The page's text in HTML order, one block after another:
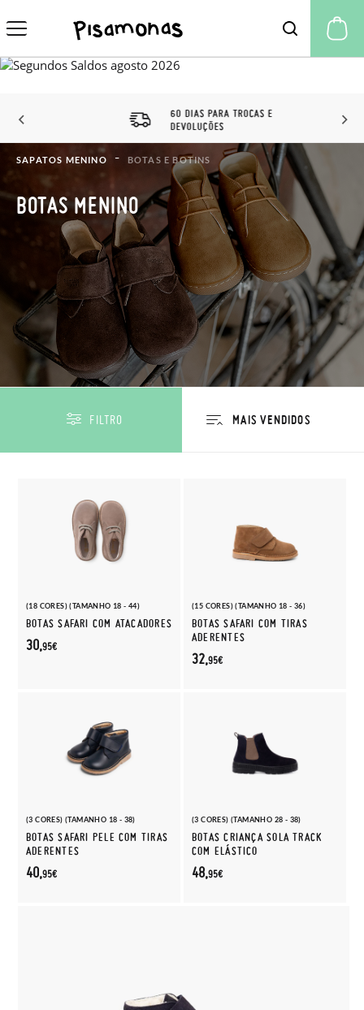
60 DIAS PARA TROCAS E
DEVOLUÇÕES
SAPATOS MENINO BOTAS E BOTINS
BOTAS MENINO
FILTRO
(18 CORES) (TAMANHO 18 - 44)
BOTAS SAFARI COM ATACADORES
30,95€
(15 CORES) (TAMANHO 18 - 36)
BOTAS SAFARI COM TIRAS
ADERENTES
32,95€
(3 CORES) (TAMANHO 18 - 38)
BOTAS SAFARI PELE COM TIRAS
ADERENTES
40,95€
(3 CORES) (TAMANHO 28 - 38)
BOTAS CRIANÇA SOLA TRACK
COM ELÁSTICO
48,95€